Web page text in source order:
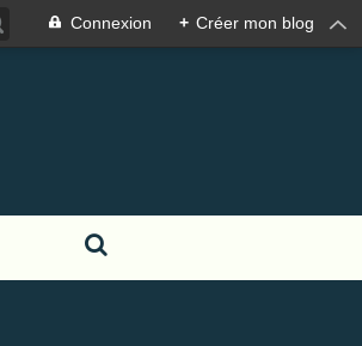
Connexion + Créer mon blog